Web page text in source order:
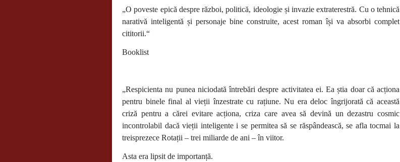
„O poveste epică despre război, politică, ideologie și invazie extraterestră. Cu o tehnică
narativă inteligentă și personaje bine construite, acest roman își va absorbi complet
cititorii.“
Booklist
„Respicienta nu punea niciodată întrebări despre activitatea ei. Ea știa doar că acționa
pentru binele final al vieții înzestrate cu rațiune. Nu era deloc îngrijorată că această
criză pentru a cărei evitare acționa, criza care avea să devină un dezastru cosmic
incontrolabil dacă vieții inteligente i se permitea să se răspândească, se afla tocmai la
treisprezece Rotații – trei miliarde de ani – în viitor.
Asta era lipsit de importanță.